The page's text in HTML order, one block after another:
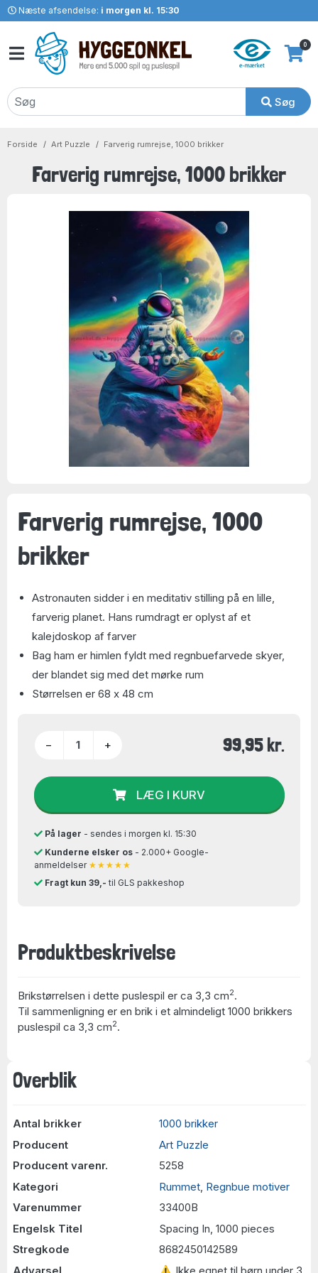
Næste afsendelse: i morgen kl. 15:30
Søg
0
Forside Art Puzzle Farverig rumrejse, 1000 brikker
Farverig rumrejse, 1000 brikker
Overblik
Antal brikker
1000 brikker
Producent
Art Puzzle
Producent varenr.
5258
Kategori
Rummet Regnbue motiver
Varenummer
33400B
Engelsk Titel
Spacing In, 1000 pieces
Stregkode
8682450142589
Advarsel
⚠ Ikke egnet til børn under 3
Farverig rumrejse, 1000
brikker
Astronauten sidder i en meditativ stilling på en lille,
farverig planet. Hans rumdragt er oplyst af et
kalejdoskop af farver
Bag ham er himlen fyldt med regnbuefarvede skyer,
der blandet sig med det mørke rum
Størrelsen er 68 x 48 cm
− + 99,95 kr.
LÆG I KURV
På lager - sendes i morgen kl. 15:30
Kunderne elsker os- 2.000+ Google-
anmeldelser ★★★★★
Fragt kun 39,- til GLS pakkeshop
Produktbeskrivelse
Brikstørrelsen i dette puslespil er ca 3,3 cm2.
Til sammenligning er en brik i et almindeligt 1000 brikkers
puslespil ca 3,3 cm2.